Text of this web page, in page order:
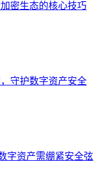
密生态的核心技巧
守护数字资产安全
字资产需绷紧安全弦